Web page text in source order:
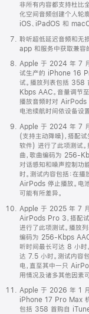
非所有内容都支持杜比
化空间音频创建个人轮
iOS、iPadOS 和
聆听超低延迟音频和无
app 和服务中获取兼容
Apple 于 2024 年 7 月
试生产的 iPhone 16
试。播放列表包括
Kbps AAC。音量调节
播放音频时对 AirPods
电池续航时间依设备设
Apple 于 2024 年 7
(支持主动降噪)，搭配
软件) 进行了此项测试
曲，歌曲编码为 256-
对话感知和噪声控制功
时。测试内容包括：在
AirPods 停止播放。电
可能有所差异。
Apple 于 2025 年 7
AirPods Pro 3，搭配
进行了此项测试。播放
编码为 256-Kbps AAC
听时间最长可达 8 小时
达 7.5 小时。测试内容
电，直至其中一只
用情况及诸多其他因素
Apple 于 2026 年 1
iPhone 17 Pro Max 机
包括 358 首购自